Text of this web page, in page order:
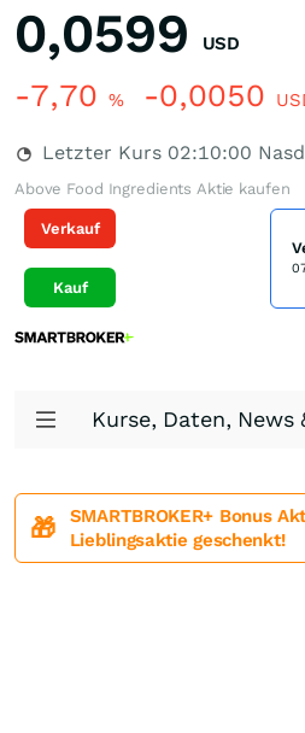
0,0599 USD
-7,70 % -0,0050
Letzter Kurs 02:10:00
Above Food Ingredients Aktie kaufen
Verkauf
Kauf
Kurse, Daten, News
🎁
SMARTBROKER+ Bonus
Lieblingsaktie geschenkt!